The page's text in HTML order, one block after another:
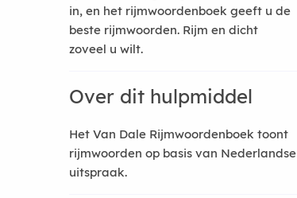
in, en het rijmwoordenboek geeft u de
beste rijmwoorden. Rijm en dicht
zoveel u wilt.
Over dit hulpmiddel
Het Van Dale Rijmwoordenboek toont
rijmwoorden op basis van Nederlandse
uitspraak.